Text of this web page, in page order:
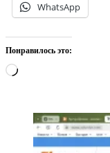
WhatsApp
Понравилось это:
Загрузка…